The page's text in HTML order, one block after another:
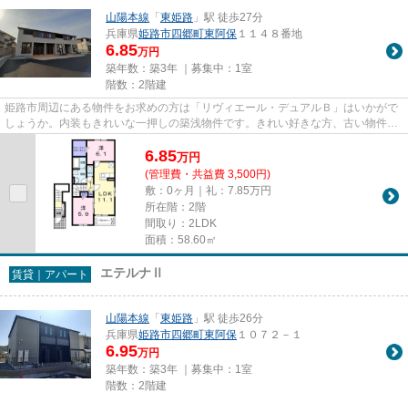
山陽本線 「東姫路 」駅 徒歩27分
兵庫県姫路市四郷町東阿保 １１４８番地
6.85万円
築年数：築3年 ｜募集中： 1室
階数：2階建
姫路市周辺にある物件をお求めの方は「リヴィエール・デュアルＢ」はいかがで
しょうか。内装もきれいな一押しの築浅物件です。きれい好きな方、古い物件は
苦手という方に。こちらの物...
6.85万円
(管理費・共益費 3,500円)
敷：0ヶ月｜礼：7.85万円
所在階：2階
間取り：2LDK
面積：58.60㎡
賃貸｜アパート エテルナⅡ
山陽本線 「東姫路 」駅 徒歩26分
兵庫県姫路市四郷町東阿保 １０７２－１
6.95万円
築年数：築3年 ｜募集中： 1室
階数：2階建